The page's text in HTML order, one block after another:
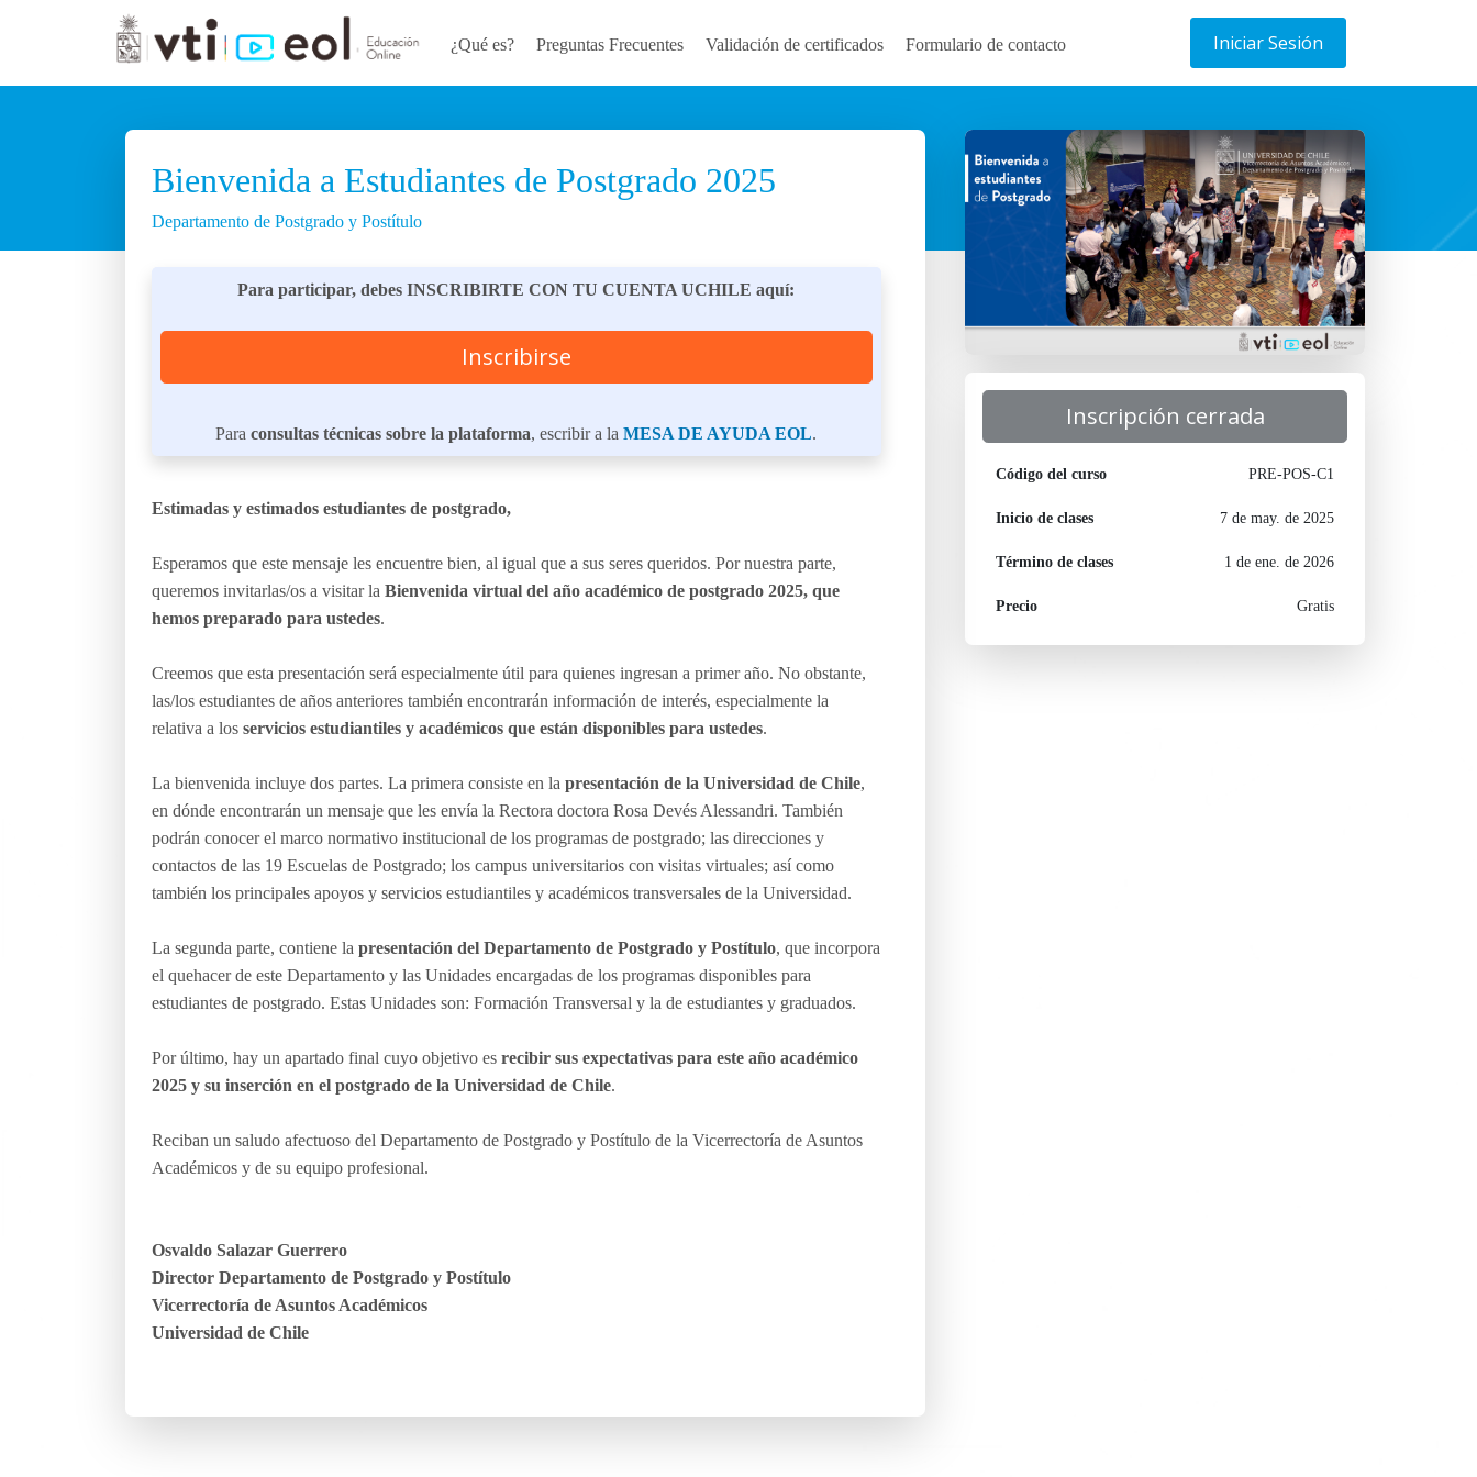
¿Qué es? Preguntas Frecuentes Validación de certificados Formulario de contacto Iniciar Sesión
Inscripción cerrada
Código del curso PRE-POS-C1
Inicio de clases 7 de may. de 2025
Término de clases 1 de ene. de 2026
Precio Gratis
Bienvenida a Estudiantes de Postgrado 2025
Departamento de Postgrado y Postítulo
Para participar, debes INSCRIBIRTE CON TU CUENTA UCHILE aquí:
Inscribirse
Paraconsultas técnicas sobre la plataforma, escribir a laMESA DE AYUDA EOL.
Estimadas y estimados estudiantes de postgrado,
Esperamos que este mensaje les encuentre bien, al igual que a sus seres queridos. Por nuestra parte,
queremos invitarlas/os a visitar la Bienvenida virtual del año académico de postgrado 2025, que
hemos preparado para ustedes.
Creemos que esta presentación será especialmente útil para quienes ingresan a primer año. No obstante,
las/los estudiantes de años anteriores también encontrarán información de interés, especialmente la
relativa a los servicios estudiantiles y académicos que están disponibles para ustedes.
La bienvenida incluye dos partes. La primera consiste en la presentación de la Universidad de Chile,
en dónde encontrarán un mensaje que les envía la Rectora doctora Rosa Devés Alessandri. También
podrán conocer el marco normativo institucional de los programas de postgrado; las direcciones y
contactos de las 19 Escuelas de Postgrado; los campus universitarios con visitas virtuales; así como
también los principales apoyos y servicios estudiantiles y académicos transversales de la Universidad.
La segunda parte, contiene la presentación del Departamento de Postgrado y Postítulo, que incorpora
el quehacer de este Departamento y las Unidades encargadas de los programas disponibles para
estudiantes de postgrado. Estas Unidades son: Formación Transversal y la de estudiantes y graduados.
Por último, hay un apartado final cuyo objetivo es recibir sus expectativas para este año académico
2025 y su inserción en el postgrado de la Universidad de Chile.
Reciban un saludo afectuoso del Departamento de Postgrado y Postítulo de la Vicerrectoría de Asuntos
Académicos y de su equipo profesional.
Osvaldo Salazar Guerrero
Director Departamento de Postgrado y Postítulo
Vicerrectoría de Asuntos Académicos
Universidad de Chile